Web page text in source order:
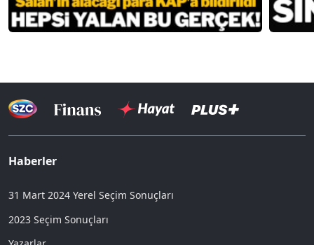
Haberler
31 Mart 2024 Yerel Seçim Sonuçları
2023 Seçim Sonuçları